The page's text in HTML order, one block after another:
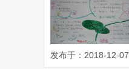
发布于：2018-12-07